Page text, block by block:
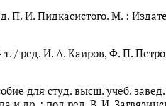
П. И. Пидкасистого. М. :
т. / ред. И. А. Каиров, Ф. П.
для студ. высш. учеб.